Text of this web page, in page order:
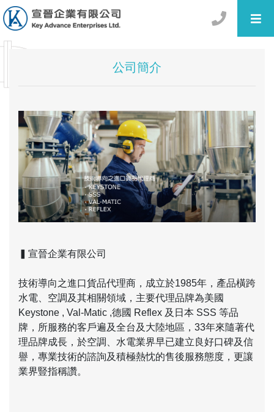
公司簡介
▍宣晉企業有限公司
技術導向之進口貨品代理商，成立於1985年，產品橫跨
水電、空調及其相關領域，主要代理品牌為美國
Keystone , Val-Matic ,德國 Reflex 及日本 SSS 等品
牌，所服務的客戶遍及全台及大陸地區，33年來隨著代
理品牌成長，於空調、水電業界早已建立良好口碑及信
譽，專業技術的諮詢及積極熱忱的售後服務態度，更讓
業界豎指稱讚。